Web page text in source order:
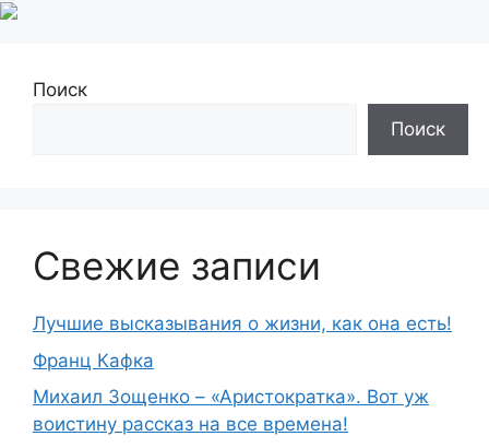
Поиск
Поиск
Свежие записи
Лучшие высказывания о жизни, как она есть!
Франц Кафка
Михаил Зощенко – «Аристократка». Вот уж
воистину рассказ на все времена!